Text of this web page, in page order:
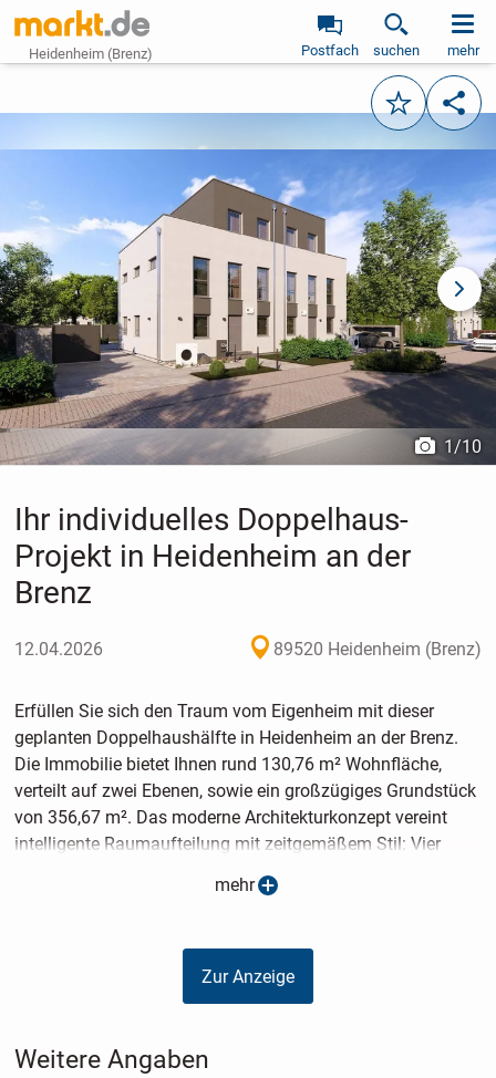
Heidenheim (Brenz) Postfach suchen mehr
Merken
vorheriges Bild
1/10
Ihr individuelles Doppelhaus-
Projekt in Heidenheim an der
Brenz
12.04.2026 89520 Heidenheim (Brenz)
Erfüllen Sie sich den Traum vom Eigenheim mit dieser
geplanten Doppelhaushälfte in Heidenheim an der Brenz.
Die Immobilie bietet Ihnen rund 130,76 m² Wohnfläche,
verteilt auf zwei Ebenen, sowie ein großzügiges Grundstück
von 356,67 m². Das moderne Architekturkonzept vereint
intelligente Raumaufteilung mit zeitgemäßem Stil: Vier
Zimmer, darunter drei Schlafzimmer, und ein hochwertiges
Tageslichtbad mit Dusche und Wanne versprechen Komfort
jedem Bereich eine besondere Note. Ihr künftiges Zuhause
wird ganz nach Ihren Vorstellungen und Bedürfnissen
gestaltet. Das Dienstleistungspaket Active Time für
Estrich, Sanitär, Heizung und Elektroarbeiten. Den
mehr
Zur Anzeige
Weitere Angaben